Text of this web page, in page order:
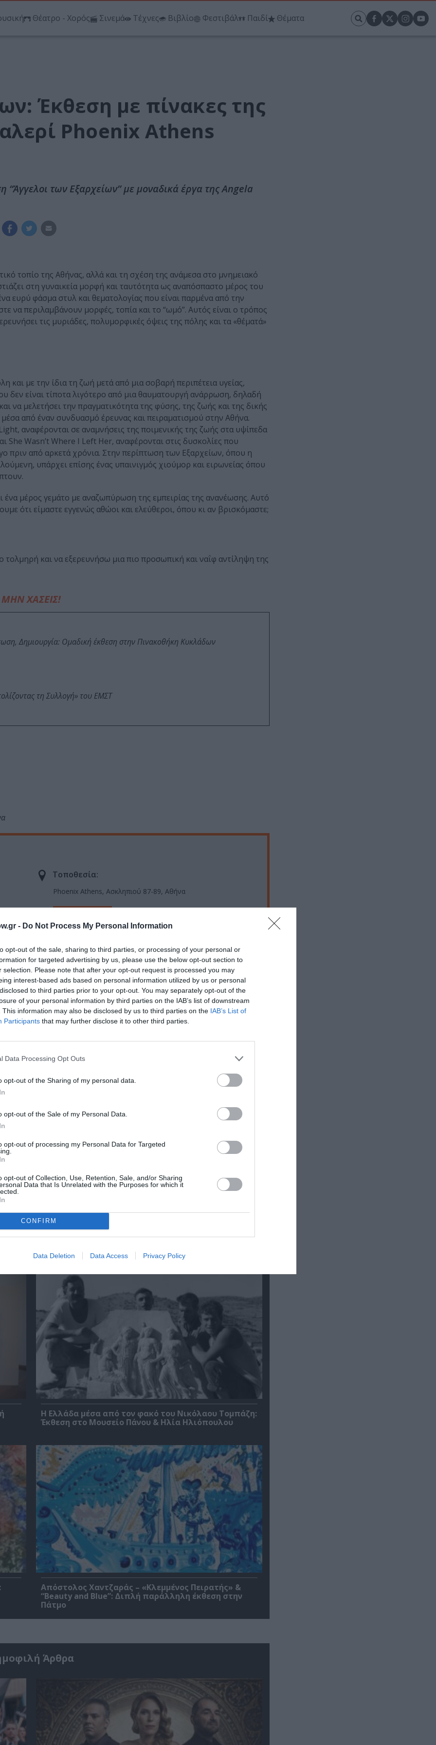
- Do Not Process My Personal Information
opt-out of the sale, sharing to third parties, or processing of your personal or
for targeted advertising by us, please use the below opt-out section to
selection. Please note that after your opt-out request is processed you may
interest-based ads based on personal information utilized by us or personal
to third parties prior to your opt-out. You may separately opt-out of the
of your personal information by third parties on the IAB’s list of downstream
This information may also be disclosed by us to third parties on the IAB’s List of
Participants that may further disclose it to other third parties.
Data Processing Opt Outs
opt-out of the Sharing of my personal data.
opt-out of the Sale of my Personal Data.
opt-out of processing my Personal Data for Targeted
opt-out of Collection, Use, Retention, Sale, and/or Sharing
Data that Is Unrelated with the Purposes for which it
CONFIRM
Data Deletion Data Access Privacy Policy
Θέατρο - Χορός Σινεμά Τέχνες Βιβλίο Φεστιβάλ Παιδί Θέματα
Έκθεση με πίνακες της
Phoenix Athens
“Άγγελοι των Εξαρχείων” με μοναδικά έργα της Angela
τοπίο της Αθήνας, αλλά και τη σχέση της ανάμεσα στο μνημειακό
στη γυναικεία μορφή και ταυτότητα ως αναπόσπαστο μέρος του
ευρύ φάσμα στυλ και θεματολογίας που είναι παρμένα από την
να περιλαμβάνουν μορφές, τοπία και το “ωμό”. Αυτός είναι ο τρόπος
τις μυριάδες, πολυμορφικές όψεις της πόλης και τα «θέματά»
και με την ίδια τη ζωή μετά από μια σοβαρή περιπέτεια υγείας,
δεν είναι τίποτα λιγότερο από μια θαυματουργή ανάρρωση, δηλαδή
να μελετήσει την πραγματικότητα της φύσης, της ζωής και της δικής
από έναν συνδυασμό έρευνας και πειραματισμού στην Αθήνα.
αναφέρονται σε αναμνήσεις της ποιμενικής της ζωής στα υψίπεδα
Wasn’t Where I Left Her, αναφέρονται στις δυσκολίες που
πριν από αρκετά χρόνια. Στην περίπτωση των Εξαρχείων, όπου η
υπάρχει επίσης ένας υπαινιγμός χιούμορ και ειρωνείας όπου
ένα μέρος γεμάτο με αναζωπύρωση της εμπειρίας της ανανέωσης. Αυτό
ότι είμαστε εγγενώς αθώοι και ελεύθεροι, όπου κι αν βρισκόμαστε;
τολμηρή και να εξερευνήσω μια πιο προσωπική και ναΐφ αντίληψη της
ΜΗΝ ΧΑΣΕΙΣ!
Δημιουργία: Ομαδική έκθεση στην Πινακοθήκη Κυκλάδων
τη Συλλογή» του ΕΜΣΤ
Τοποθεσία:
Phoenix Athens, Ασκληπιού 87-89, Aθήνα
πρώτοι όλες τις ειδήσεις
στοCulturenow.gr
❯
ΕΚΘΕΣΗ ΖΩΓΡΑΦΙΚΗΣ ΖΩΓΡΑΦΙΚΗ
και τον Πολιτισμό!
το Culturenow.gr
Σχετικά Άρθρα
Η Ελλάδα μέσα από τον φακό του Νικόλαου Τομπάζη:
Έκθεση στο Μουσείο Πάνου & Ηλία Ηλιόπουλου
Απόστολος Χαντζαράς – «Κλεμμένος Πειρατής» &
“Beauty and Blue”: Διπλή παράλληλη έκθεση στην
Πάτμο
Άρθρα